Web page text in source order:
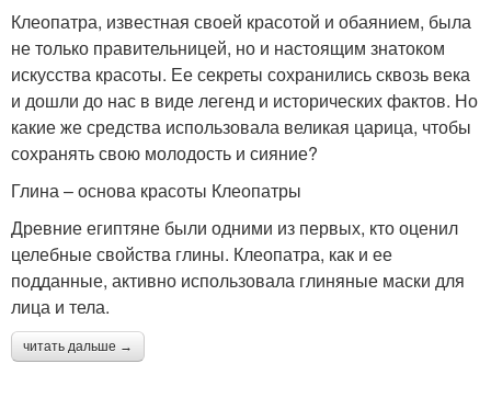
Клеопатра, известная своей красотой и обаянием, была
не только правительницей, но и настоящим знатоком
искусства красоты. Ее секреты сохранились сквозь века
и дошли до нас в виде легенд и исторических фактов. Но
какие же средства использовала великая царица, чтобы
сохранять свою молодость и сияние?
Глина – основа красоты Клеопатры
Древние египтяне были одними из первых, кто оценил
целебные свойства глины. Клеопатра, как и ее
подданные, активно использовала глиняные маски для
лица и тела.
читать дальше →